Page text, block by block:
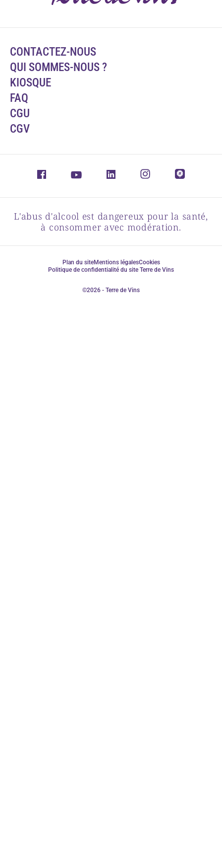
CONTACTEZ-NOUS
QUI SOMMES-NOUS ?
KIOSQUE
FAQ
CGU
CGV
L'abus d'alcool est dangereux pour la santé,
à consommer avec modération.
Plan du siteMentions légalesCookies
Politique de confidentialité du site Terre de Vins
©2026 - Terre de Vins